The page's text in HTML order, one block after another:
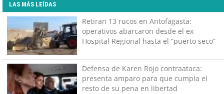
LAS MÁS LEÍDAS
Retiran 13 rucos en Antofagasta:
operativos abarcaron desde el ex
Hospital Regional hasta el “puerto seco”
Defensa de Karen Rojo contraataca:
presenta amparo para que cumpla el
resto de su pena en libertad